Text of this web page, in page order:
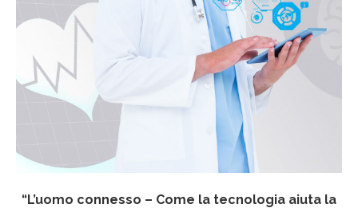
“L’uomo connesso – Come la tecnologia aiuta la